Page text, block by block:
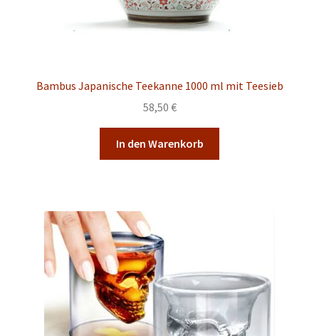
Bambus Japanische Teekanne 1000 ml mit Teesieb
58,50 €
In den Warenkorb